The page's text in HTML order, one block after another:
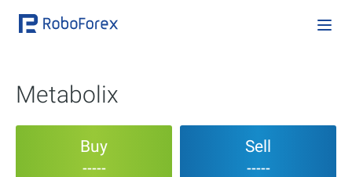
Metabolix
Buy
-----
Sell
-----